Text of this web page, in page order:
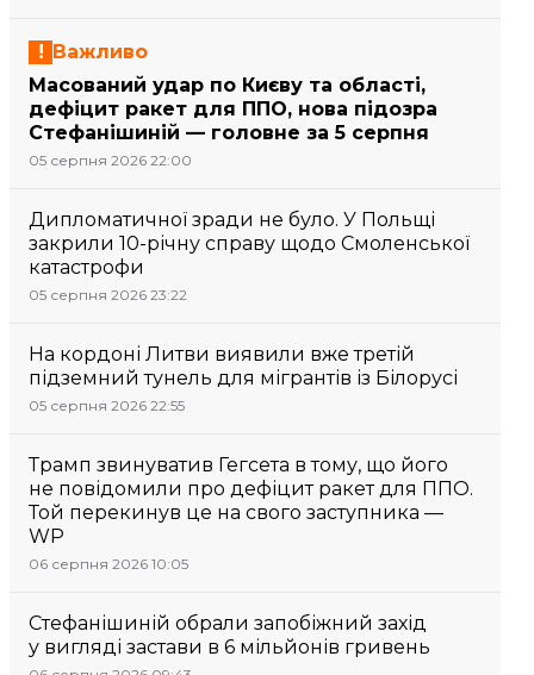
Важливо
Масований удар по Києву та області,
дефіцит ракет для ППО, нова підозра
Стефанішиній — головне за 5 серпня
05 серпня 2026 22:00
Дипломатичної зради не було. У Польщі
закрили 10-річну справу щодо Смоленської
катастрофи
05 серпня 2026 23:22
На кордоні Литви виявили вже третій
підземний тунель для мігрантів із Білорусі
05 серпня 2026 22:55
Трамп звинуватив Гегсета в тому, що його
не повідомили про дефіцит ракет для ППО.
Той перекинув це на свого заступника —
WP
06 серпня 2026 10:05
Стефанішиній обрали запобіжний захід
у вигляді застави в 6 мільйонів гривень